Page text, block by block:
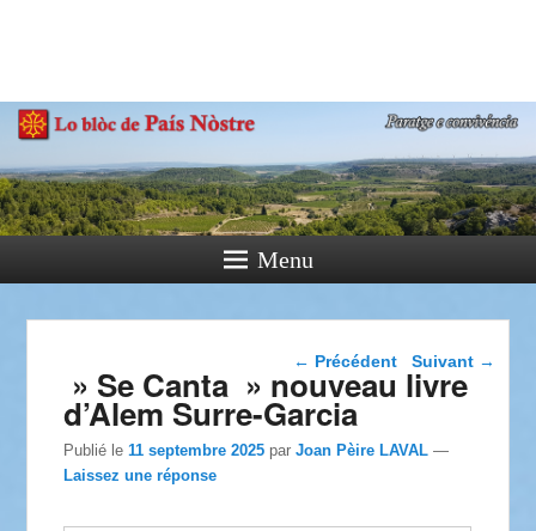
Paratge e Convivència
Menu
Navigation dans les
articles
← Précédent Suivant →
» Se Canta » nouveau livre
d’Alem Surre-Garcia
Publié le11 septembre 2025 parJoan Pèire LAVAL —
Laissez une réponse